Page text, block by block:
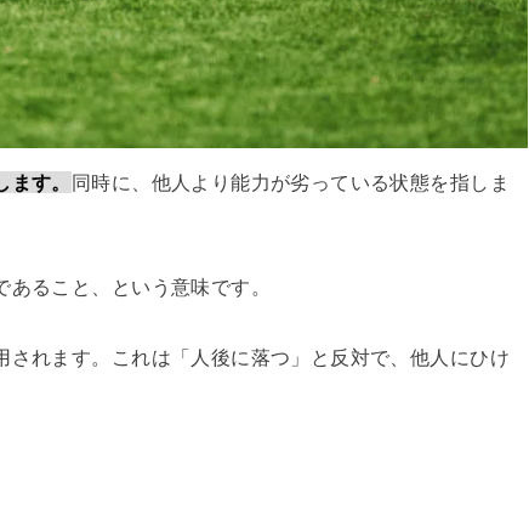
す。 同時に、他人より能力が劣っている状態を指しま
ること、という意味です。
されます。これは「人後に落つ」と反対で、他人にひけ